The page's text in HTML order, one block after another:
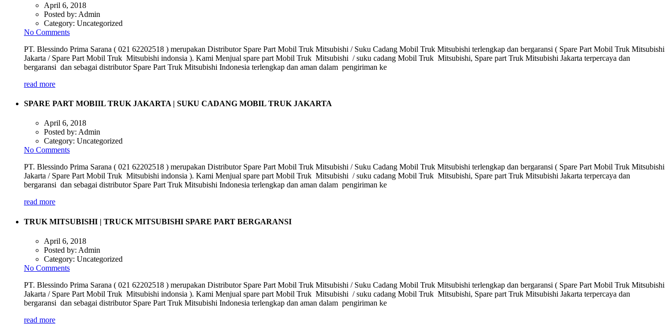
April 6, 2018
Posted by: Admin
Category: Uncategorized
No Comments
PT. Blessindo Prima Sarana ( 021 62202518 ) merupakan Distributor Spare Part Mobil Truk Mitsubishi / Suku Cadang Mobil Truk Mitsubishi terlengkap dan bergaransi ( Spare Part Mobil Truk Mitsubishi
Jakarta / Spare Part Mobil Truk Mitsubishi indonsia ). Kami Menjual spare part Mobil Truk Mitsubishi / suku cadang Mobil Truk Mitsubishi, Spare part Truk Mitsubishi Jakarta terpercaya dan
bergaransi dan sebagai distributor Spare Part Truk Mitsubishi Indonesia terlengkap dan aman dalam pengiriman ke
read more
SPARE PART MOBIIL TRUK JAKARTA | SUKU CADANG MOBIL TRUK JAKARTA
April 6, 2018
Posted by: Admin
Category: Uncategorized
No Comments
PT. Blessindo Prima Sarana ( 021 62202518 ) merupakan Distributor Spare Part Mobil Truk Mitsubishi / Suku Cadang Mobil Truk Mitsubishi terlengkap dan bergaransi ( Spare Part Mobil Truk Mitsubishi
Jakarta / Spare Part Mobil Truk Mitsubishi indonsia ). Kami Menjual spare part Mobil Truk Mitsubishi / suku cadang Mobil Truk Mitsubishi, Spare part Truk Mitsubishi Jakarta terpercaya dan
bergaransi dan sebagai distributor Spare Part Truk Mitsubishi Indonesia terlengkap dan aman dalam pengiriman ke
read more
TRUK MITSUBISHI | TRUCK MITSUBISHI SPARE PART BERGARANSI
April 6, 2018
Posted by: Admin
Category: Uncategorized
No Comments
PT. Blessindo Prima Sarana ( 021 62202518 ) merupakan Distributor Spare Part Mobil Truk Mitsubishi / Suku Cadang Mobil Truk Mitsubishi terlengkap dan bergaransi ( Spare Part Mobil Truk Mitsubishi
Jakarta / Spare Part Mobil Truk Mitsubishi indonsia ). Kami Menjual spare part Mobil Truk Mitsubishi / suku cadang Mobil Truk Mitsubishi, Spare part Truk Mitsubishi Jakarta terpercaya dan
bergaransi dan sebagai distributor Spare Part Truk Mitsubishi Indonesia terlengkap dan aman dalam pengiriman ke
read more